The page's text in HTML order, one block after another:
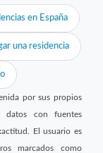
en España
una residencia
por sus propios
datos con fuentes
El usuario es
marcados como